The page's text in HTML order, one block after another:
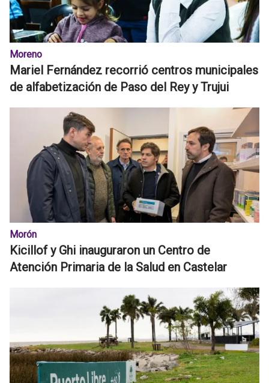
Moreno
Mariel Fernández recorrió centros municipales
de alfabetización de Paso del Rey y Trujui
Morón
Kicillof y Ghi inauguraron un Centro de
Atención Primaria de la Salud en Castelar